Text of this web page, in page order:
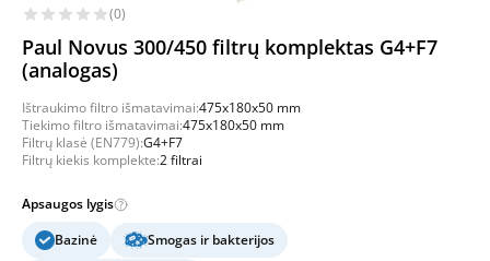
(0)
Paul Novus 300/450 filtrų komplektas G4+F7
(analogas)
Ištraukimo filtro išmatavimai:475x180x50 mm
Tiekimo filtro išmatavimai:475x180x50 mm
Filtrų klasė (EN779):G4+F7
Filtrų kiekis komplekte:2 filtrai
Apsaugos lygis
Bazinė
Smogas ir bakterijos